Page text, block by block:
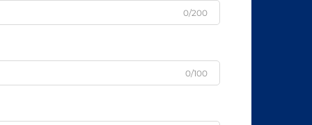
0/200
0/100